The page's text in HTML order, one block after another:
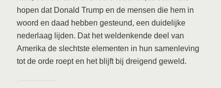
hopen dat Donald Trump en de mensen die hem in
woord en daad hebben gesteund, een duidelijke
nederlaag lijden. Dat het weldenkende deel van
Amerika de slechtste elementen in hun samenleving
tot de orde roept en het blijft bij dreigend geweld.